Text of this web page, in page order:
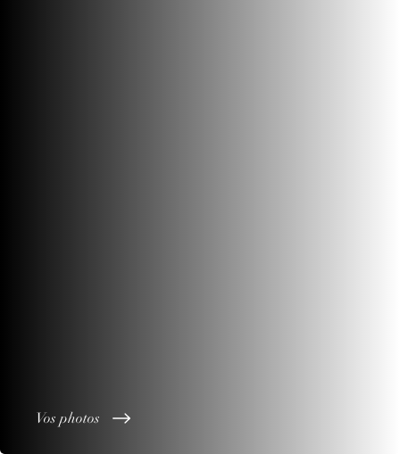
Vos photos